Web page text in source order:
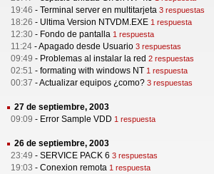
19:46 - Terminal server en multitarjeta 3 respuestas
18:26 - Ultima Version NTVDM.EXE 1 respuesta
12:30 - Fondo de pantalla 1 respuesta
11:24 -Apagado desde Usuario 3 respuestas
09:49 - Problemas al instalar la red 2 respuestas
02:51 - formating with windows NT 1 respuesta
00:37 -Actualizar equipos ¿como? 3 respuestas
27 de septiembre, 2003
09:09 - Error Sample VDD 1 respuesta
26 de septiembre, 2003
23:49 - SERVICE PACK 6 3 respuestas
19:03 - Conexion remota 1 respuesta